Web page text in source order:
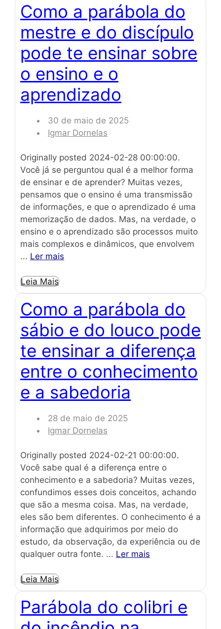
Como a parábola do
mestre e do discípulo
pode te ensinar sobre
o ensino e o
aprendizado
30 de maio de 2025
Igmar Dornelas
Originally posted 2024-02-28 00:00:00.
Você já se perguntou qual é a melhor forma
de ensinar e de aprender? Muitas vezes,
pensamos que o ensino é uma transmissão
de informações, e que o aprendizado é uma
memorização de dados. Mas, na verdade, o
ensino e o aprendizado são processos muito
mais complexos e dinâmicos, que envolvem
... Ler mais
Leia Mais
Como a parábola do
sábio e do louco pode
te ensinar a diferença
entre o conhecimento
e a sabedoria
28 de maio de 2025
Igmar Dornelas
Originally posted 2024-02-21 00:00:00.
Você sabe qual é a diferença entre o
conhecimento e a sabedoria? Muitas vezes,
confundimos esses dois conceitos, achando
que são a mesma coisa. Mas, na verdade,
eles são bem diferentes. O conhecimento é a
informação que adquirimos por meio do
estudo, da observação, da experiência ou de
qualquer outra fonte. ... Ler mais
Leia Mais
Parábola do colibri e